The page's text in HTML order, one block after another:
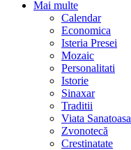
Mai multe
Calendar
Economica
Isteria Presei
Mozaic
Personalitati
Istorie
Sinaxar
Traditii
Viata Sanatoasa
Zvonotecă
Crestinatate